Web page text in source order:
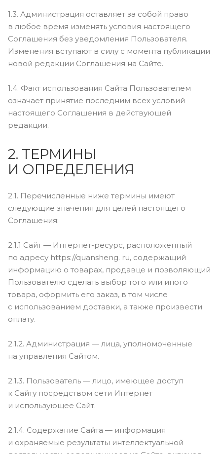
1.3. Администрация оставляет за собой право
в любое время изменять условия настоящего
Соглашения без уведомления Пользователя.
Изменения вступают в силу с момента публикации
новой редакции Соглашения на Сайте.
1.4. Факт использования Сайта Пользователем
означает принятие последним всех условий
настоящего Соглашения в действующей
редакции.
2. ТЕРМИНЫ
И ОПРЕДЕЛЕНИЯ
2.1. Перечисленные ниже термины имеют
следующие значения для целей настоящего
Соглашения:
2.1.1 Сайт — Интернет-ресурс, расположенный
по адресу https://quansheng. ru, содержащий
информацию о товарах, продавце и позволяющий
Пользователю сделать выбор того или иного
товара, оформить его заказ, в том числе
с использованием доставки, а также произвести
оплату.
2.1.2. Администрация — лица, уполномоченные
на управления Сайтом.
2.1.3. Пользователь — лицо, имеющее доступ
к Сайту посредством сети Интернет
и использующее Сайт.
2.1.4. Содержание Сайта — информация
и охраняемые результаты интеллектуальной